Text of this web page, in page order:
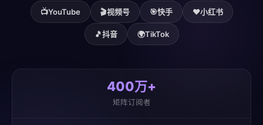
📺YouTube 🎬视频号 🎯快手 ❤️小红书
🎵抖音 🌍TikTok
400万+
矩阵订阅者